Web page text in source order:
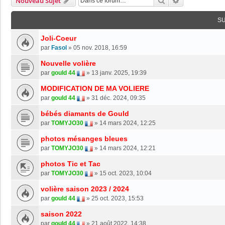
Joli-Coeur
par Fasol » 05 nov. 2018, 16:59
Nouvelle volière
par gould 44 » 13 janv. 2025, 19:39
MODIFICATION DE MA VOLIERE
par gould 44 » 31 déc. 2024, 09:35
bébés diamants de Gould
par TOMYJO30 » 14 mars 2024, 12:25
photos mésanges bleues
par TOMYJO30 » 14 mars 2024, 12:21
photos Tic et Tac
par TOMYJO30 » 15 oct. 2023, 10:04
volière saison 2023 / 2024
par gould 44 » 25 oct. 2023, 15:53
saison 2022
par gould 44 » 21 août 2022, 14:38